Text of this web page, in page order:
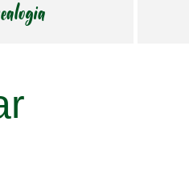
Sabores da Itália